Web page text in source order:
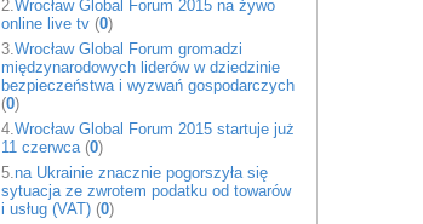
2.Wrocław Global Forum 2015 na żywo
online live tv (0)
3.Wrocław Global Forum gromadzi
międzynarodowych liderów w dziedzinie
bezpieczeństwa i wyzwań gospodarczych
(0)
4.Wrocław Global Forum 2015 startuje już
11 czerwca (0)
5.na Ukrainie znacznie pogorszyła się
sytuacja ze zwrotem podatku od towarów
i usług (VAT) (0)